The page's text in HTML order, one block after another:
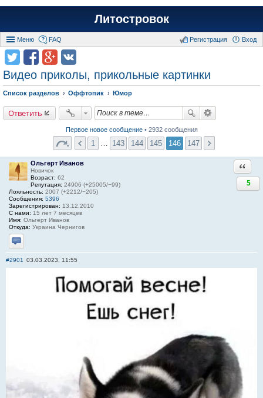
Литостровок
Меню FAQ Вход
Регистрация
Видео приколы, прикольные картинки
Список разделов Оффтопик Юмор
Ответить
Первое новое сообщение• 2932 сообщения
1 143 144 145 146 147
Ольгерт Иванов
Новичок
Возраст: 62
Репутация: 24906 (+25005/−99)
Лояльность: 2007 (+2212/−205)
Сообщения: 5396
Зарегистрирован: 13.12.2010
С нами: 15 лет 7 месяцев
Имя: Ольгерт Иванов
Откуда: Украина Чернигов
Отправить личное сообщение
5
#2901 03.03.2023, 11:55